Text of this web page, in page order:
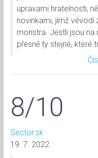
úpravami hratelnosti,
novinkami, jímž
monstra. Jestli jsou na
přesně ty stejné, které
8/10
Sector.sk
19. 7. 2022